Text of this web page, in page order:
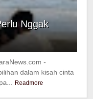
Nggak
-
dalam kisah cinta
Readmore